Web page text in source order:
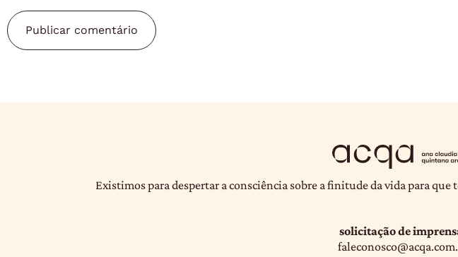
Existimos para despertar a consciência sobre a finitude da vida para
solicitação de